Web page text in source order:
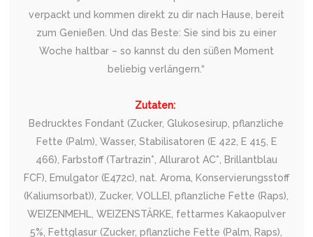
verpackt und kommen direkt zu dir nach Hause, bereit
zum Genießen. Und das Beste: Sie sind bis zu einer
Woche haltbar – so kannst du den süßen Moment
beliebig verlängern.“
Zutaten:
Bedrucktes Fondant (Zucker, Glukosesirup, pflanzliche
Fette (Palm), Wasser, Stabilisatoren (E 422, E 415, E
466), Farbstoff (Tartrazin*, Allurarot AC*, Brillantblau
FCF), Emulgator (E472c), nat. Aroma, Konservierungsstoff
(Kaliumsorbat)), Zucker, VOLLEI, pflanzliche Fette (Raps),
WEIZENMEHL, WEIZENSTÄRKE, fettarmes Kakaopulver
5%, Fettglasur (Zucker, pflanzliche Fette (Palm, Raps),